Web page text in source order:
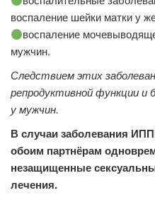
воспаление шейки матки у
воспаление
мужчин.
Следствием этих
репродуктивной функции и
у мужчин.
В случаи заболевания
обоим партнёрам
незащищенные
лечения.